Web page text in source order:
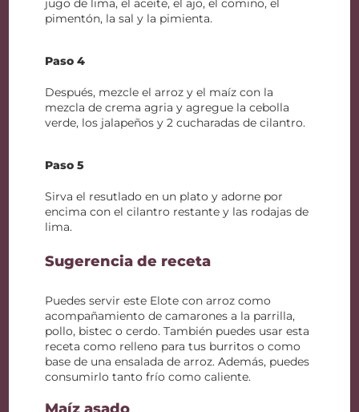
jugo de lima, el aceite, el ajo, el comino, el
pimentón, la sal y la pimienta.
Paso 4
Después, mezcle el arroz y el maíz con la
mezcla de crema agria y agregue la cebolla
verde, los jalapeños y 2 cucharadas de cilantro.
Paso 5
Sirva el resutlado en un plato y adorne por
encima con el cilantro restante y las rodajas de
lima.
Sugerencia de receta
Puedes servir este Elote con arroz como
acompañamiento de camarones a la parrilla,
pollo, bistec o cerdo. También puedes usar esta
receta como relleno para tus burritos o como
base de una ensalada de arroz. Además, puedes
consumirlo tanto frío como caliente.